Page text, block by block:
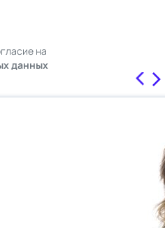
на
данных